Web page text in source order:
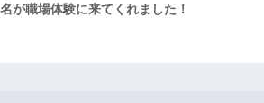
が職場体験に来てくれました！